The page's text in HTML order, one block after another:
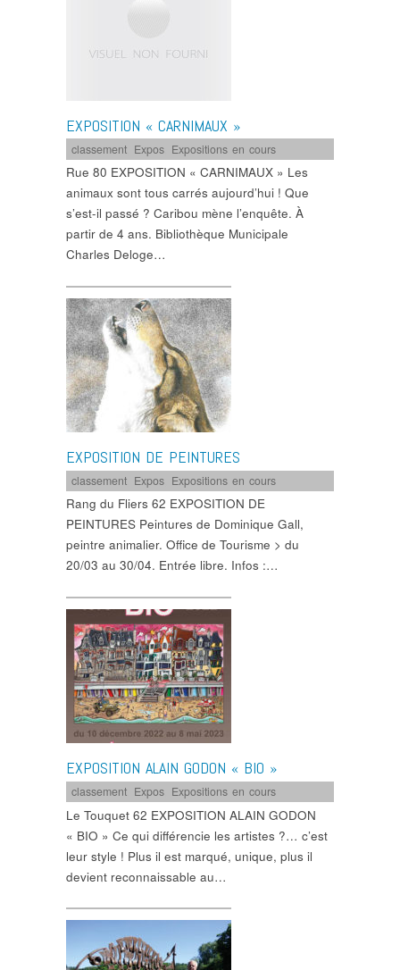
EXPOSITION « CARNIMAUX »
classement Expos Expositions en cours
Rue 80 EXPOSITION « CARNIMAUX » Les
animaux sont tous carrés aujourd’hui ! Que
s’est-il passé ? Caribou mène l’enquête. À
partir de 4 ans. Bibliothèque Municipale
Charles Deloge…
EXPOSITION DE PEINTURES
classement Expos Expositions en cours
Rang du Fliers 62 EXPOSITION DE
PEINTURES Peintures de Dominique Gall,
peintre animalier. Office de Tourisme > du
20/03 au 30/04. Entrée libre. Infos :…
EXPOSITION ALAIN GODON « BIO »
classement Expos Expositions en cours
Le Touquet 62 EXPOSITION ALAIN GODON
« BIO » Ce qui différencie les artistes ?… c’est
leur style ! Plus il est marqué, unique, plus il
devient reconnaissable au…